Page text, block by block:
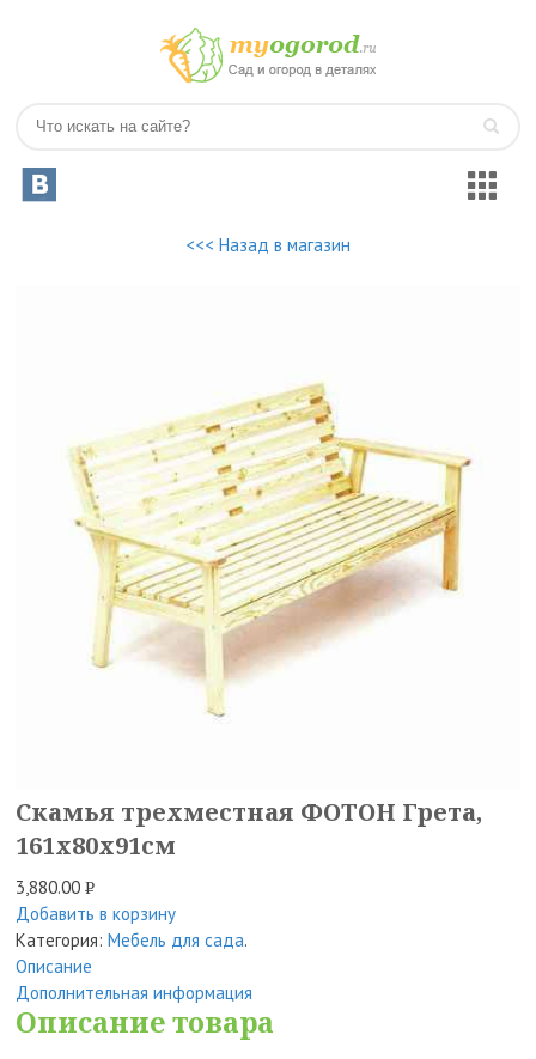
<<< Назад в магазин
Скамья трехместная ФОТОН Грета,
161х80х91см
3,880.00Р
УБ.
Добавить в корзину
Категория:Мебель для сада.
Описание
Дополнительная информация
Описание товара